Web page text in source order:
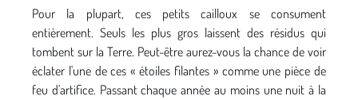
Pour la plupart, ces petits cailloux se consument
entièrement. Seuls les plus gros laissent des résidus qui
tombent sur la Terre. Peut-être aurez-vous la chance de voir
éclater l'une de ces « étoiles filantes » comme une pièce de
feu d'artifice. Passant chaque année au moins une nuit à la